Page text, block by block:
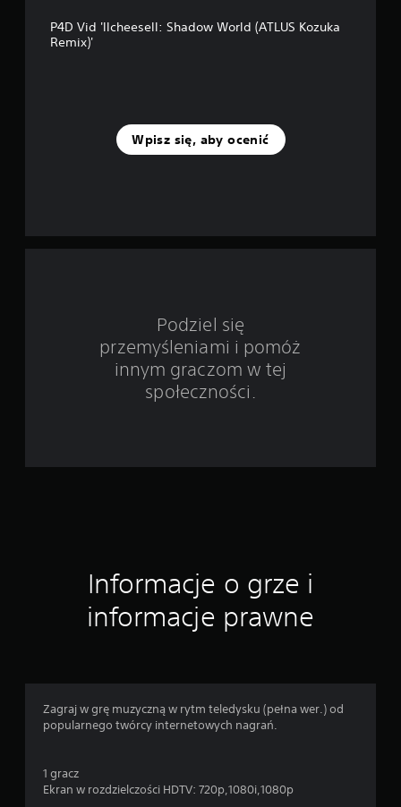
o
i
P4D Vid 'llcheesell: Shadow World (ATLUS Kozuka
Remix)'
Wpisz się, aby ocenić
Podziel się
przemyśleniami i pomóż
innym graczom w tej
społeczności.
Informacje o grze i
informacje prawne
Zagraj w grę muzyczną w rytm teledysku (pełna wer.) od
popularnego twórcy internetowych nagrań.
1 gracz
Ekran w rozdzielczości HDTV: 720p,1080i,1080p